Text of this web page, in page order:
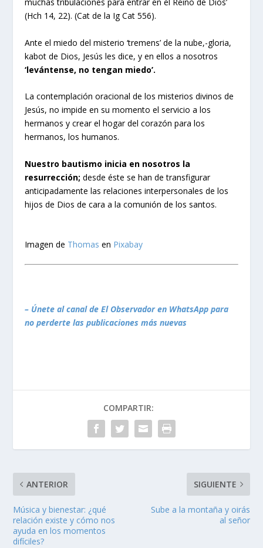
muchas tribulaciones para entrar en el Reino de Dios’
(Hch 14, 22). (Cat de la Ig Cat 556).
Ante el miedo del misterio ‘tremens’ de la nube,-gloria,
kabot de Dios, Jesús les dice, y en ellos a nosotros
‘levántense, no tengan miedo’.
La contemplación oracional de los misterios divinos de
Jesús, no impide en su momento el servicio a los
hermanos y crear el hogar del corazón para los
hermanos, los humanos.
Nuestro bautismo inicia en nosotros la
resurrección; desde éste se han de transfigurar
anticipadamente las relaciones interpersonales de los
hijos de Dios de cara a la comunión de los santos.
Imagen de Thomas en Pixabay
– Únete al canal de El Observador en WhatsApp para
no perderte las publicaciones más nuevas
COMPARTIR:
ANTERIOR
Música y bienestar: ¿qué
relación existe y cómo nos
ayuda en los momentos
difíciles?
SIGUIENTE
Sube a la montaña y oirás
al señor